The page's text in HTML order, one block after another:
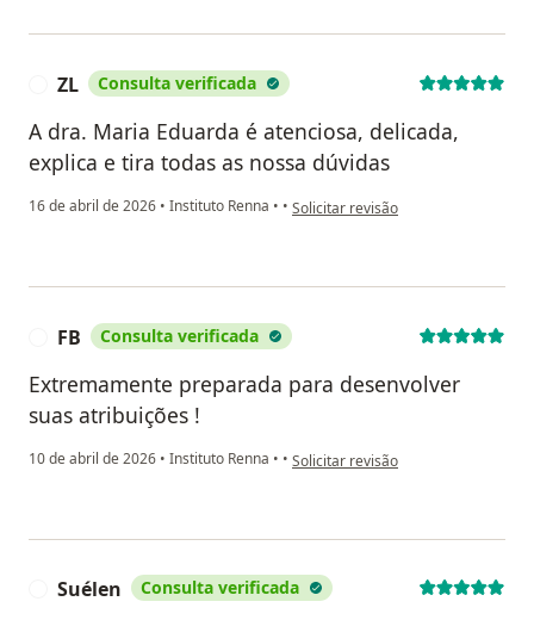
ZL Consulta verificada
A dra. Maria Eduarda é atenciosa, delicada,
explica e tira todas as nossa dúvidas
16 de abril de 2026 • Instituto Renna • • na opinião do utilizador ZL
Solicitar revisão
FB Consulta verificada
Extremamente preparada para desenvolver
suas atribuições !
10 de abril de 2026 • Instituto Renna • • na opinião do utilizador FB
Solicitar revisão
Suélen Consulta verificada